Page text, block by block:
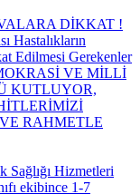
DİKKAT !
Hastalıkların
Edilmesi Gerekenler
VE MİLLİ
KUTLUYOR,
RAHMETLE
Sağlığı Hizmetleri
ekibince 1-7